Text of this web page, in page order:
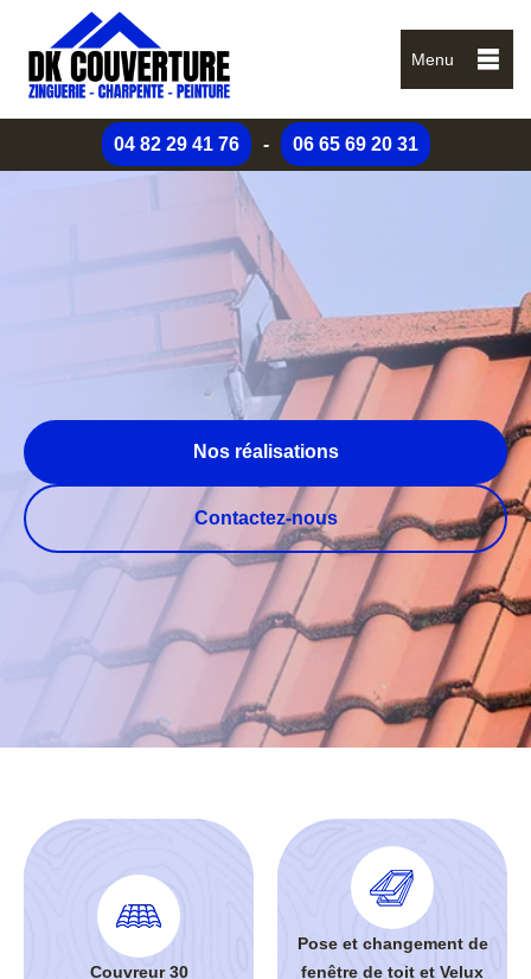
Menu
04 82 29 41 76 - 06 65 69 20 31
Nos réalisations
Contactez-nous
Couvreur 30
Pose et changement de
fenêtre de toit et Velux